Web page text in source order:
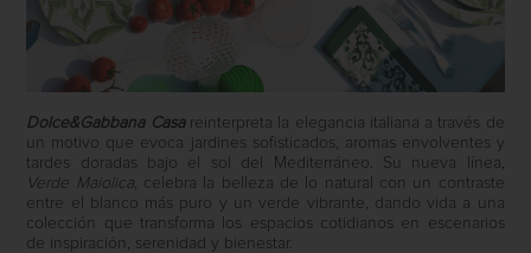
Dolce&Gabbana Casa reinterpreta la elegancia italiana a través de
un motivo que evoca jardines sofisticados, aromas envolventes y
tardes doradas bajo el sol del Mediterráneo. Su nueva línea,
Verde Maiolica, celebra la belleza de lo natural con un contraste
entre el blanco más puro y un verde vibrante, dando vida a una
colección que transforma los espacios cotidianos en escenarios
de inspiración, serenidad y bienestar.